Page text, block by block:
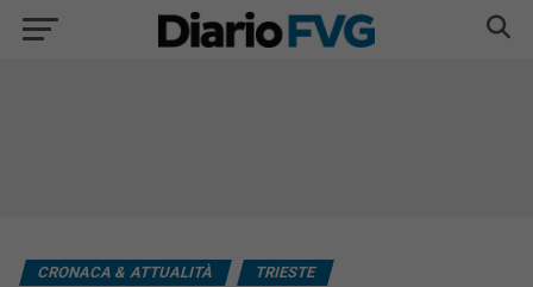
CRONACA & ATTUALITÀ TRIESTE